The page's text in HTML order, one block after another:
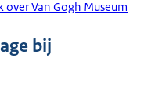
Van Gogh Museum
bij